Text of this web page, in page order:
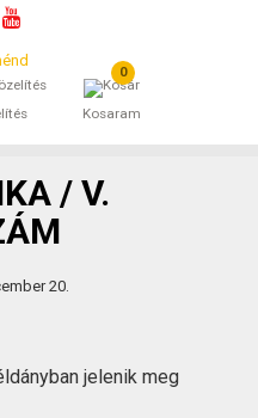
0
Kosaram
/ V.
20.
jelenik meg